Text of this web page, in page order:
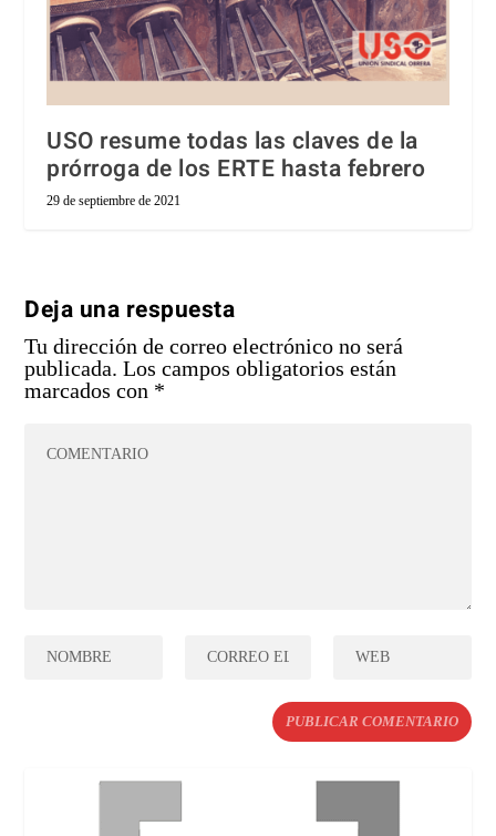
USO resume todas las claves de la
prórroga de los ERTE hasta febrero
29 de septiembre de 2021
Deja una respuesta
Tu dirección de correo electrónico no será
publicada. Los campos obligatorios están
marcados con *